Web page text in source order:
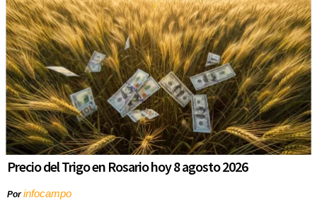
Precio del Trigo en Rosario hoy 8 agosto 2026
Porinfocampo